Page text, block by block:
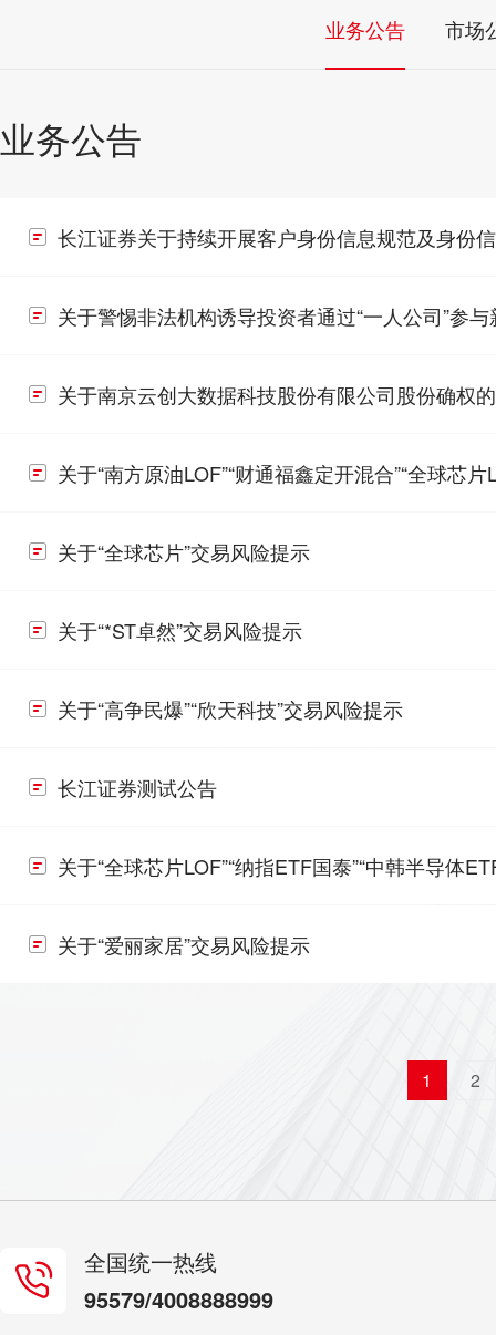
业务公告 市场
业务公告
长江证券关于持续开展客户身份信息规范及身份
关于警惕非法机构诱导投资者通过“一人公司”参
关于南京云创大数据科技股份有限公司股份确权
关于“南方原油LOF”“财通福鑫定开混合”“全球芯
关于“全球芯片”交易风险提示
关于“*ST卓然”交易风险提示
关于“高争民爆”“欣天科技”交易风险提示
长江证券测试公告
关于“全球芯片LOF”“纳指ETF国泰”“中韩半导体
关于“爱丽家居”交易风险提示
1 2
全国统一热线
95579/4008888999